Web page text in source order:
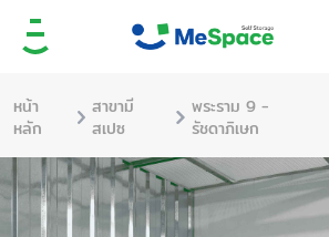
หน้า
หลัก
สาขามี
สเปซ
พระราม 9 -
รัชดาภิเษก